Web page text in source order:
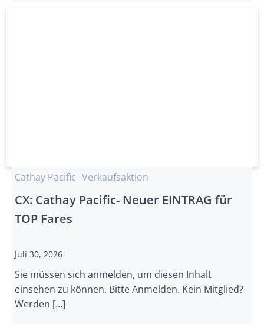
Cathay Pacific Verkaufsaktion
CX: Cathay Pacific- Neuer EINTRAG für
TOP Fares
Juli 30, 2026
Sie müssen sich anmelden, um diesen Inhalt
einsehen zu können. Bitte Anmelden. Kein Mitglied?
Werden […]